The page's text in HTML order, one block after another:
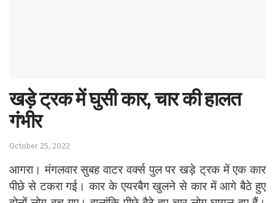
खड़े ट्रक में घुसी कार, चार की हालत
गंभीर
October 25, 2022
आगरा। मंगलवार सुबह वाटर वर्क्स पुल पर खड़े ट्रक में एक कार
पीछे से टकरा गई। कार के एयरबैग खुलने से कार में आगे बैठे हुए
Tech
Education